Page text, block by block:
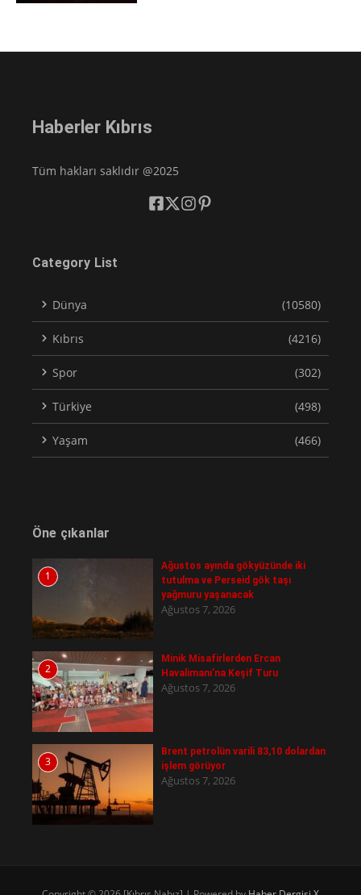
Haberler Kıbrıs
Tüm hakları saklıdır @2025
Category List
Dünya (10580)
Kıbrıs (4216)
Spor (302)
Türkiye (498)
Yaşam (466)
Öne çıkanlar
1
Ağustos ayında gökyüzünde iki
tutulma ve Perseid gök taşı
yağmuru yaşanacak
Ağustos 7, 2026
2
Minik Misafirlerden Ercan
Havalimanı’na Keşif Turu
Ağustos 7, 2026
3
Brent petrolün varili 83,10 dolardan
işlem görüyor
Ağustos 7, 2026